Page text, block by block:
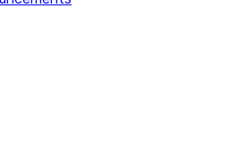
for Sharepoint